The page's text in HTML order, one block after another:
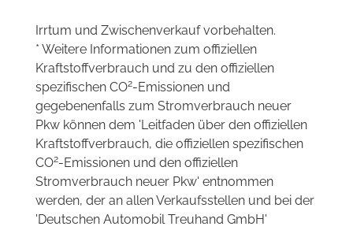
Irrtum und Zwischenverkauf vorbehalten.
* Weitere Informationen zum offiziellen
Kraftstoffverbrauch und zu den offiziellen
spezifischen CO2-Emissionen und
gegebenenfalls zum Stromverbrauch neuer
Pkw können dem 'Leitfaden über den offiziellen
Kraftstoffverbrauch, die offiziellen spezifischen
CO2-Emissionen und den offiziellen
Stromverbrauch neuer Pkw' entnommen
werden, der an allen Verkaufsstellen und bei der
'Deutschen Automobil Treuhand GmbH'